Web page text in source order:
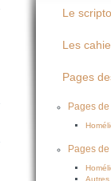
Le
Les
Pages
Pages
Pages
Autres